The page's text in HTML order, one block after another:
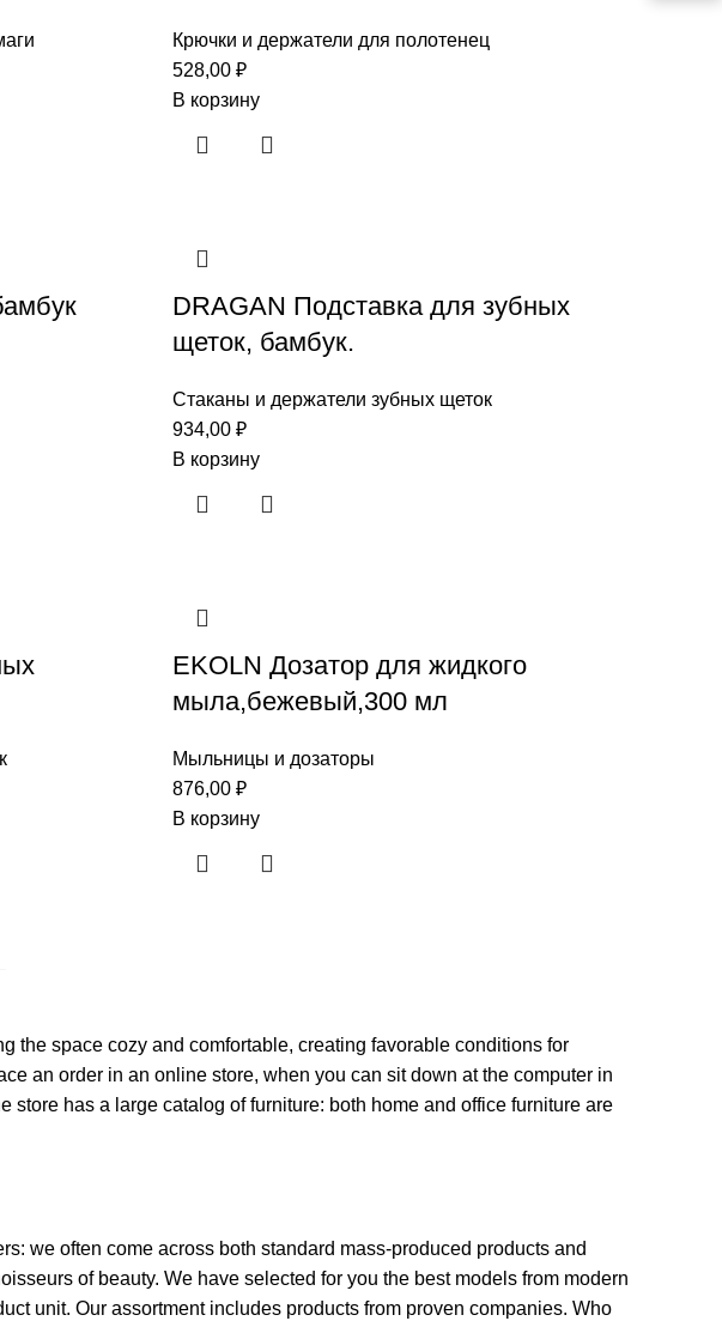
Крючки и держатели для полотенец
528,00 ₽
В корзину
DRAGAN Подставка для зубных
щеток, бамбук.
Стаканы и держатели зубных щеток
934,00 ₽
В корзину
EKOLN Дозатор для жидкого
мыла,бежевый,300 мл
Мыльницы и дозаторы
876,00 ₽
В корзину
the space cozy and comfortable, creating favorable conditions for
an order in an online store, when you can sit down at the computer in
has a large catalog of furniture: both home and office furniture are
we often come across both standard mass-produced products and
of beauty. We have selected for you the best models from modern
unit. Our assortment includes products from proven companies. Who